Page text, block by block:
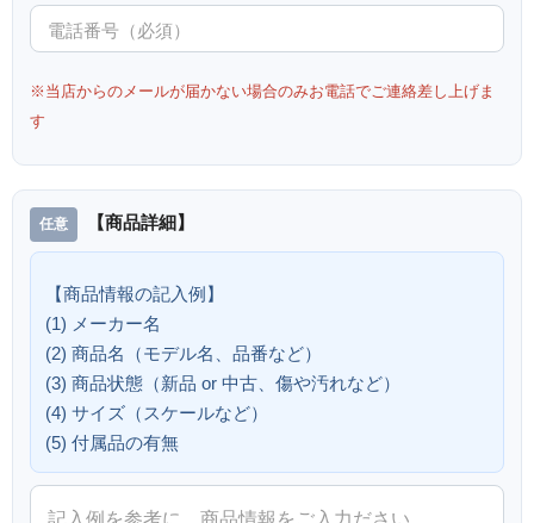
※当店からのメールが届かない場合のみお電話でご連絡差し上げま
す
【商品詳細】
【商品情報の記入例】
(1) メーカー名
(2) 商品名（モデル名、品番など）
(3) 商品状態（新品 or 中古、傷や汚れなど）
(4) サイズ（スケールなど）
(5) 付属品の有無